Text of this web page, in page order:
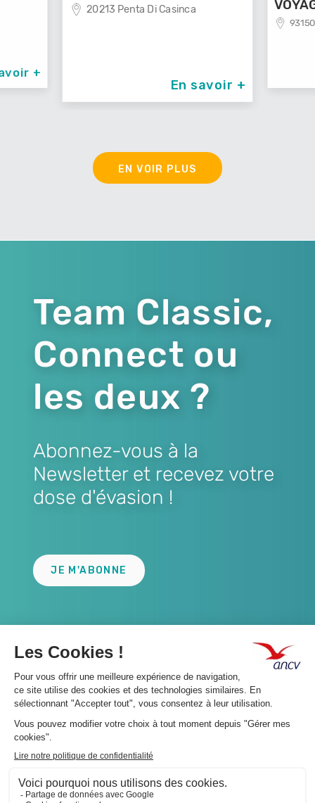
+
20213 Penta Di Casinca
En savoir +
EN VOIR PLUS
Team Classic,
Connect ou
les deux ?
Abonnez-vous à la
Newsletter et recevez votre
dose d'évasion !
JE M'ABONNE
A propos 👇
Suivez-nous 👇